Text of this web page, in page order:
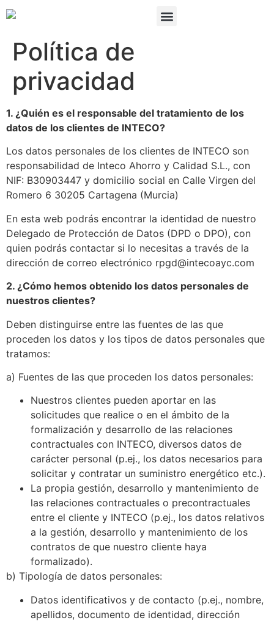
Política de
privacidad
1. ¿Quién es el responsable del tratamiento de los
datos de los clientes de INTECO?
Los datos personales de los clientes de INTECO son
responsabilidad de Inteco Ahorro y Calidad S.L., con
NIF: B30903447 y domicilio social en Calle Virgen del
Romero 6 30205 Cartagena (Murcia)
En esta web podrás encontrar la identidad de nuestro
Delegado de Protección de Datos (DPD o DPO), con
quien podrás contactar si lo necesitas a través de la
dirección de correo electrónico rpgd@intecoayc.com
2. ¿Cómo hemos obtenido los datos personales de
nuestros clientes?
Deben distinguirse entre las fuentes de las que
proceden los datos y los tipos de datos personales que
tratamos:
a) Fuentes de las que proceden los datos personales:
Nuestros clientes pueden aportar en las
solicitudes que realice o en el ámbito de la
formalización y desarrollo de las relaciones
contractuales con INTECO, diversos datos de
carácter personal (p.ej., los datos necesarios para
solicitar y contratar un suministro energético etc.).
La propia gestión, desarrollo y mantenimiento de
las relaciones contractuales o precontractuales
entre el cliente y INTECO (p.ej., los datos relativos
a la gestión, desarrollo y mantenimiento de los
contratos de que nuestro cliente haya
formalizado).
b) Tipología de datos personales:
Datos identificativos y de contacto (p.ej., nombre,
apellidos, documento de identidad, dirección